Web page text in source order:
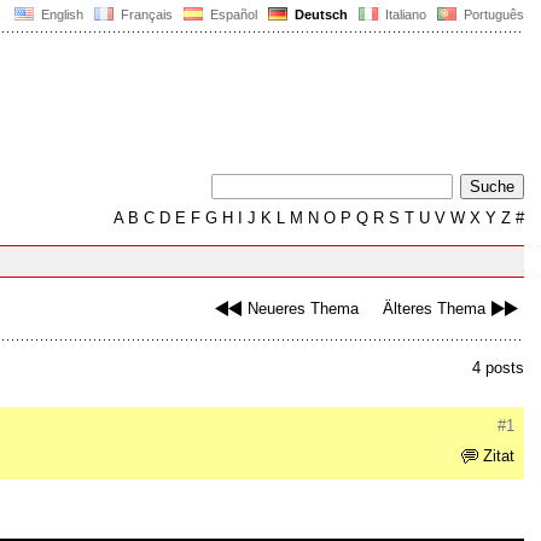
English Français Español Deutsch Italiano Português
AB C D E F G H J K L M N O P Q R S T U V W X Y Z #
Neueres Thema Älteres Thema
4 posts
#1
Zitat